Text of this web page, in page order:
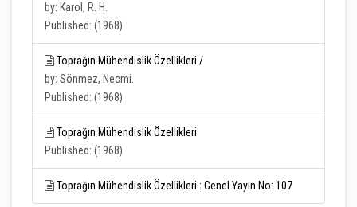
by: Karol, R. H.
Published: (1968)
Toprağın Mühendislik Özellikleri /
by: Sönmez, Necmi.
Published: (1968)
Toprağın Mühendislik Özellikleri
Published: (1968)
Toprağın Mühendislik Özellikleri : Genel Yayın No: 107